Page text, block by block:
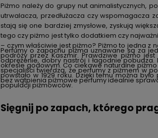
Piżmo należy do grupy nut animalistycznych,
utrwalacza, przedłużacza czy wspomagacza
stają się one bardziej zmysłowe, zyskują
tego czy piżmo jest tylko dodatkiem czy
– czym właściwie jest piżmo? Piżmo to jedna
podróży przez Kaszmir. Prawdziwe piżmo
okresie godowym. Co ciekawe naturalne
powstało w 1929 roku. Dzięki temu można
populacji piżmowców.
Perfumy o zapachu piżma uznawane są za
odprężenie, dobry nastrój i łagodnie
specjaliści twierdzą, że perfumy z piżmem w
bez wątpienia piżmowe perfumy idealnie
Sięgnij po zapach, którego